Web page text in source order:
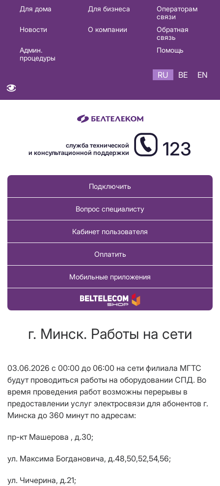
Основная
навигация
Для дома Для бизнеса
Операторам
связи
Новости
О компании
Обратная
связь
Админ.
процедуры
Помощь
RU BE EN
служба технической
и консультационной поддержки
123
Подключить
Вопрос специалисту
Кабинет пользователя
Оплатить
Мобильные приложения
Купить товар
г. Минск. Работы на сети
03.06.2026 с 00:00 до 06:00 на сети филиала МГТС
будут проводиться работы на оборудовании СПД. Во
время проведения работ возможны перерывы в
предоставлении услуг электросвязи для абонентов г.
Минска до 360 минут по адресам:
пр-кт Машерова , д.30;
ул. Максима Богдановича, д.48,50,52,54,56;
ул. Чичерина, д.21;